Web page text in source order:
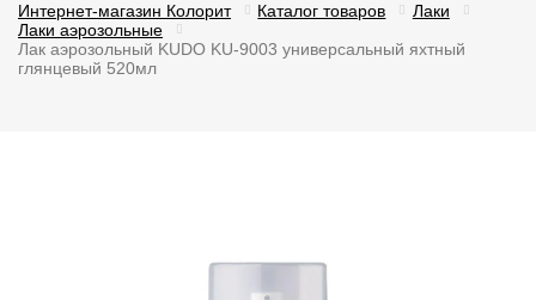
Интернет-магазин Колорит Каталог товаров
Лаки
Лаки аэрозольные
Лак аэрозольный KUDO KU-9003 универсальный яхтный
глянцевый 520мл